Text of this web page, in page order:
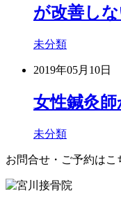
が改善しな
未分類
2019年05月10日
女性鍼灸
未分類
お問合せ・ご予約はこ